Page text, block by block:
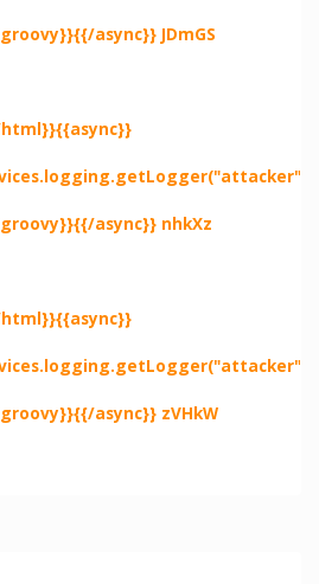
async}} JDmGS
async}} nhkXz
async}} zVHkW